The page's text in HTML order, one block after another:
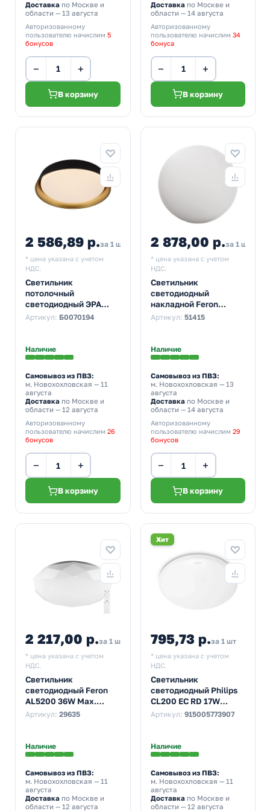
Доставка по Москве и
области — 13 августа
Авторизованному
пользователю начислим 5
бонусов
− +
В корзину
Доставкапо Москве и
области — 14 августа
Авторизованному
пользователю начислим 34
бонуса
− +
В корзину
2 586,89 р.за 1 шт 2 874,32
* цена указана с учетом
НДС.
Светильник
потолочный
светодиодный ЭРА
SPB-6 Bella 48W
Артикул: Б0070194
Наличие
Самовывоз из ПВЗ:
м. Новохохловская — 11
августа
Доставка по Москве и
области — 12 августа
Авторизованному
пользователю начислим 26
бонусов
− +
В корзину
2 878,00 р.за 1 шт
* цена указана с учетом
НДС.
Светильник
светодиодный
накладной Feron
AL1500 80W
D460x65mm
Артикул: 51415
Наличие
Самовывоз из ПВЗ:
м. Новохохловская — 13
августа
Доставкапо Москве и
области — 14 августа
Авторизованному
пользователю начислим 29
бонусов
− +
В корзину
2 217,00 р.за 1 шт 2 438,70
* цена указана с учетом
НДС.
Светильник
светодиодный Feron
AL5200 36W Max.
3000K-6500K 2900Lm
Артикул: 29635
Наличие
Самовывоз из ПВЗ:
м. Новохохловская — 11
августа
Доставка по Москве и
области — 12 августа
Хит
795,73 р.за 1 шт
* цена указана с учетом
НДС.
Светильник
светодиодный Philips
CL200 EC RD 17W
6500K 1500lm W HV 02
Артикул: 915005773907
Наличие
Самовывоз из ПВЗ:
м. Новохохловская — 11
августа
Доставкапо Москве и
области — 12 августа